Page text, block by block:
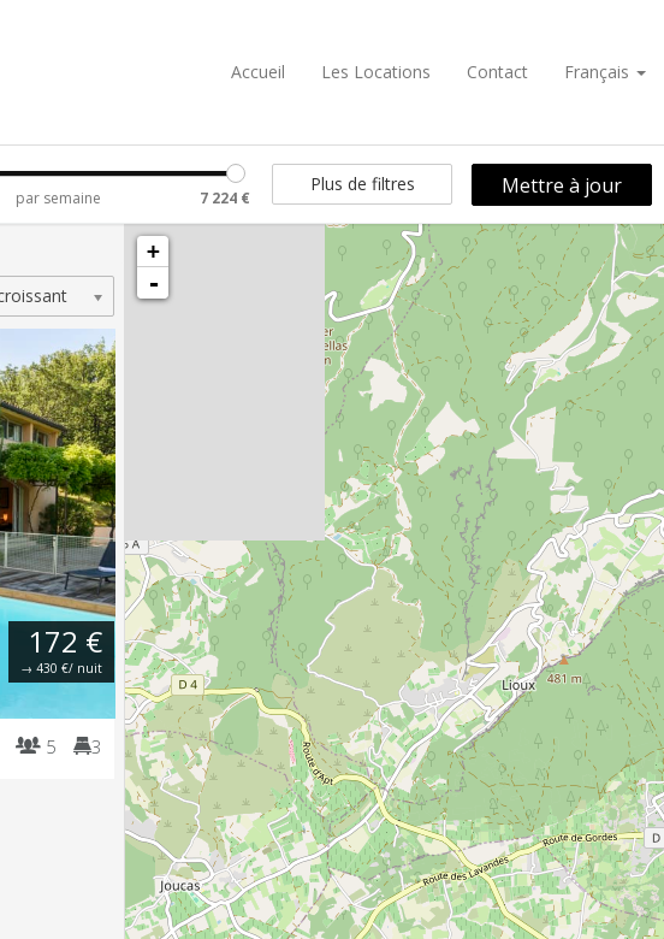
Accueil Les Locations Contact Français
par semaine 7 224 €
Plus de filtres
172 €
→ 430 €/ nuit
5 3
+
-